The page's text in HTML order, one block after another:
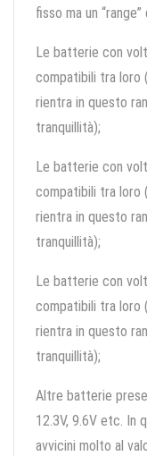
fisso ma un
Le batterie con
compatibili tra loro
rientra in questo
tranquillità);
Le batterie con
compatibili tra loro
rientra in questo
tranquillità);
Le batterie con
compatibili tra loro
rientra in questo
tranquillità);
Altre batterie
12.3V, 9.6V etc. In
avvicini molto al